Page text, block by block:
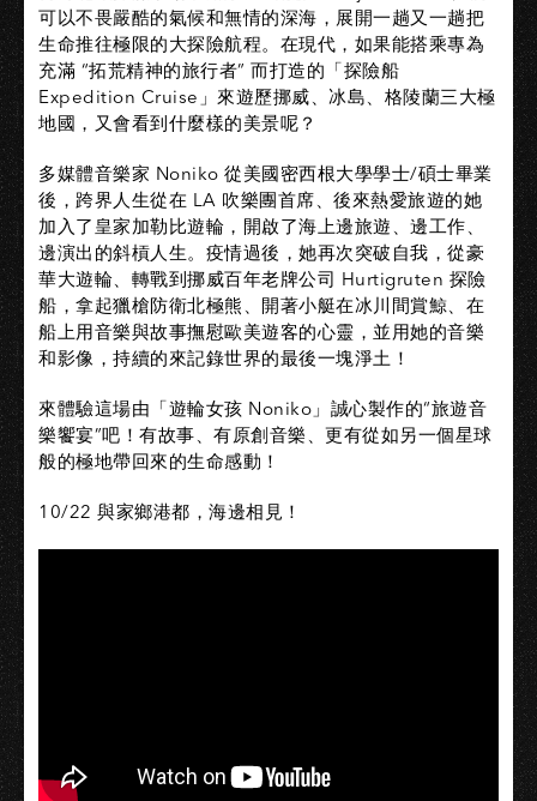
可以不畏嚴酷的氣候和無情的深海，展開一趟又一趟把
生命推往極限的大探險航程。在現代，如果能搭乘專為
充滿 “拓荒精神的旅行者” 而打造的「探險船
Expedition Cruise」來遊歷挪威、冰島、格陵蘭三大極
地國，又會看到什麼樣的美景呢？
多媒體音樂家 Noniko 從美國密西根大學學士/碩士畢業
後，跨界人生從在 LA 吹樂團首席、後來熱愛旅遊的她
加入了皇家加勒比遊輪，開啟了海上邊旅遊、邊工作、
邊演出的斜槓人生。疫情過後，她再次突破自我，從豪
華大遊輪、轉戰到挪威百年老牌公司 Hurtigruten 探險
船，拿起獵槍防衛北極熊、開著小艇在冰川間賞鯨、在
船上用音樂與故事撫慰歐美遊客的心靈，並用她的音樂
和影像，持續的來記錄世界的最後一塊淨土！
來體驗這場由「遊輪女孩 Noniko」誠心製作的“旅遊音
樂饗宴”吧！有故事、有原創音樂、更有從如另一個星球
般的極地帶回來的生命感動！
10/22 與家鄉港都，海邊相見！